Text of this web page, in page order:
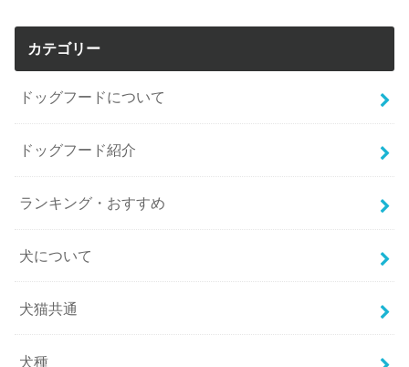
カテゴリー
ドッグフードについて
ドッグフード紹介
ランキング・おすすめ
犬について
犬猫共通
犬種